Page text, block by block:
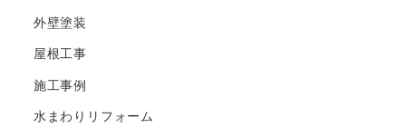
外壁塗装
屋根工事
施工事例
水まわりリフォーム